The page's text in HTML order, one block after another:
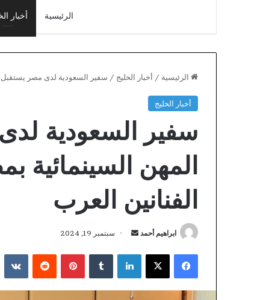
الرئيسية أخبار
الرئيسية / أخبار الخليج / سفير السعودية لدى مصر يستقبل
أخبار الخليج
سفير السعودية
المهن السينمائية
الفنانين العرب
ابراهيم أحمد
أرسل
إلكترونيا
سبتمبر 19, 2024
فيسبوكX لينكدإن بينتيريست
Hoe